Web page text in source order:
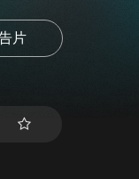
片